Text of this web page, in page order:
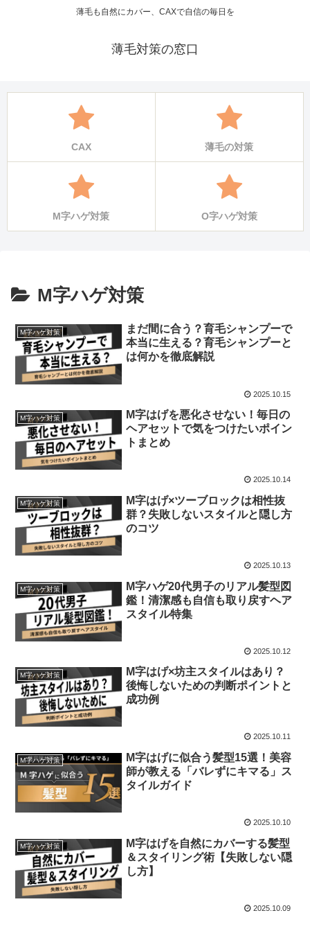
薄毛も自然にカバー、CAXで自信の毎日を
薄毛対策の窓口
CAX 薄毛の対策
M字ハゲ対策 O字ハゲ対策
M字ハゲ対策
M字ハゲ対策
まだ間に合う？育毛シャンプーで
本当に生える？育毛シャンプーと
は何かを徹底解説
2025.10.15
M字ハゲ対策
M字はげを悪化させない！毎日の
ヘアセットで気をつけたいポイン
トまとめ
2025.10.14
M字ハゲ対策
M字はげ×ツーブロックは相性抜
群？失敗しないスタイルと隠し方
のコツ
2025.10.13
M字ハゲ対策
M字ハゲ20代男子のリアル髪型図
鑑！清潔感も自信も取り戻すヘア
スタイル特集
2025.10.12
M字ハゲ対策
M字はげ×坊主スタイルはあり？
後悔しないための判断ポイントと
成功例
2025.10.11
M字ハゲ対策
M字はげに似合う髪型15選！美容
師が教える「バレずにキマる」ス
タイルガイド
2025.10.10
M字ハゲ対策
M字はげを自然にカバーする髪型
＆スタイリング術【失敗しない隠
し方】
2025.10.09